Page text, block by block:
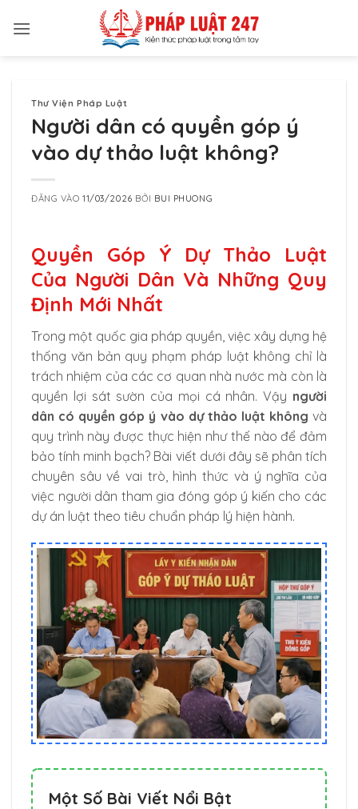
qua
Thư Viện Pháp Luật
Người dân có quyền góp ý
vào dự thảo luật không?
ĐĂNG VÀO11/03/2026 BỞI BUI PHUONG
Quyền Góp Ý Dự Thảo Luật
Của Người Dân Và Những Quy
Định Mới Nhất
Trong một quốc gia pháp quyền, việc xây dựng hệ
thống văn bản quy phạm pháp luật không chỉ là
trách nhiệm của các cơ quan nhà nước mà còn là
quyền lợi sát sườn của mọi cá nhân. Vậy người
dân có quyền góp ý vào dự thảo luật không và
quy trình này được thực hiện như thế nào để đảm
bảo tính minh bạch? Bài viết dưới đây sẽ phân tích
chuyên sâu về vai trò, hình thức và ý nghĩa của
việc người dân tham gia đóng góp ý kiến cho các
dự án luật theo tiêu chuẩn pháp lý hiện hành.
Một Số Bài Viết Nổi Bật